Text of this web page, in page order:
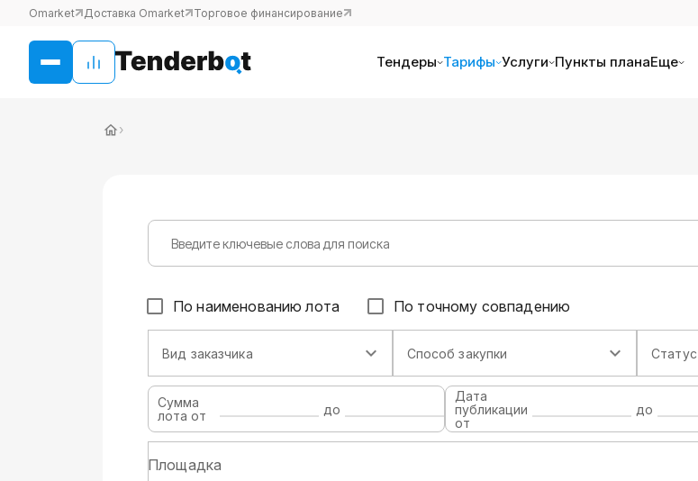
Omarket Доставка Omarket Торговое финансирование
Тендеры Тарифы Услуги Пункты планаЕще
›
По наименованию лота По точному совпадению
Вид заказчика Способ закупки Статус
Сумма
лота от
до
Дата
публикации
от
до